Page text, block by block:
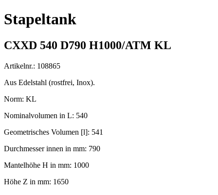
Stapeltank
CXXD 540 D790 H1000/ATM KL
Artikelnr.: 108865
Aus Edelstahl (rostfrei, Inox).
Norm: KL
Nominalvolumen in L: 540
Geometrisches Volumen [l]: 541
Durchmesser innen in mm: 790
Mantelhöhe H in mm: 1000
Höhe Z in mm: 1650